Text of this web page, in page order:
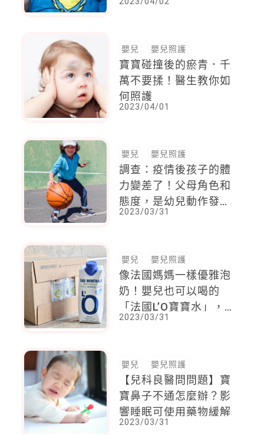
訊，將罹患糖尿病、高
嬰兒 嬰兒照護
寶寶碰撞後的瘀青．千
萬不要揉！醫生教你如
何照護
2023/04/01
嬰兒 嬰兒照護
調查：疫情後孩子的體
力變差了！父母角色和
態度，是幼兒動作發展
的最佳助力
2023/03/31
嬰兒 嬰兒照護
像法國媽媽一樣優雅泡
奶！嬰兒也可以喝的
「法國L’O寶寶水」，
環保又方便
2023/03/31
嬰兒 嬰兒照護
【兒科良醫問問題】寶
寶鼻子不通怎麼辦？影
響睡眠可使用藥物緩解
2023/03/31